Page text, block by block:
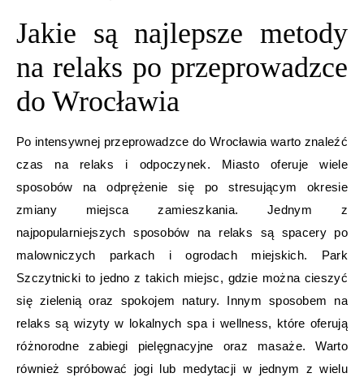
Jakie są najlepsze metody
na relaks po przeprowadzce
do Wrocławia
Po intensywnej przeprowadzce do Wrocławia warto znaleźć
czas na relaks i odpoczynek. Miasto oferuje wiele
sposobów na odprężenie się po stresującym okresie
zmiany miejsca zamieszkania. Jednym z
najpopularniejszych sposobów na relaks są spacery po
malowniczych parkach i ogrodach miejskich. Park
Szczytnicki to jedno z takich miejsc, gdzie można cieszyć
się zielenią oraz spokojem natury. Innym sposobem na
relaks są wizyty w lokalnych spa i wellness, które oferują
różnorodne zabiegi pielęgnacyjne oraz masaże. Warto
również spróbować jogi lub medytacji w jednym z wielu